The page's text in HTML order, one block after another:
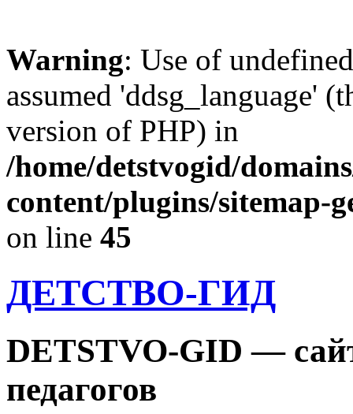
Warning: Use of
assumed 'ddsg_language'
version of PHP) in
/home/detstvogid/
content/plugins/sitemap-
on line 45
ДЕТСТВО-ГИД
DETSTVO-GID —
педагогов